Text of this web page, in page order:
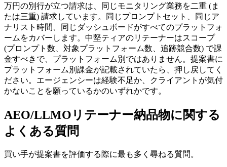
万円の別行が立つ請求は、同じモニタリング業務を二重 (ま
たは三重) 請求しています。同じプロンプトセット、同じア
ナリスト時間、同じダッシュボードがすべてのプラットフォ
ームをカバーします。中堅ティアのリテーナーはスコープ
(プロンプト数、対象プラットフォーム数、追跡競合数) で課
金すべきで、プラットフォーム別ではありません。提案書に
プラットフォーム別課金が記載されていたら、押し戻してく
ださい。エージェンシーは経験不足か、クライアントが気付
かないことを願っているかのいずれかです。
AEO/LLMOリテーナー納品物に関する
よくある質問
買い手が提案書を評価する際に最も多く尋ねる質問。